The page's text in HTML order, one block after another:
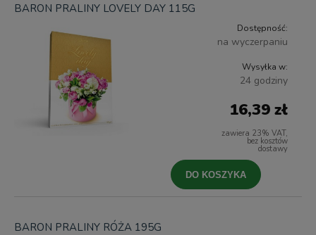
BARON PRALINY LOVELY DAY 115G
Dostępność:
na wyczerpaniu
Wysyłka w:
24 godziny
16,39 zł
zawiera 23% VAT,
bez kosztów
dostawy
DO KOSZYKA
BARON PRALINY RÓŻA 195G